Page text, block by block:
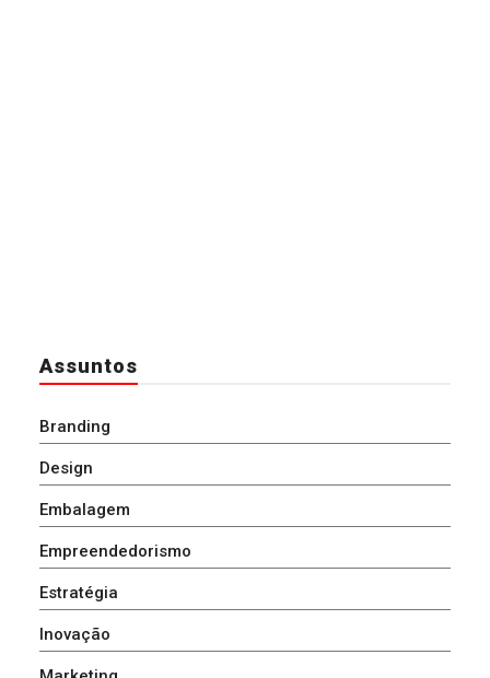
Assuntos
Branding
Design
Embalagem
Empreendedorismo
Estratégia
Inovação